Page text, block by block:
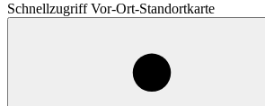
Schnellzugriff Vor-Ort-Standortkarte